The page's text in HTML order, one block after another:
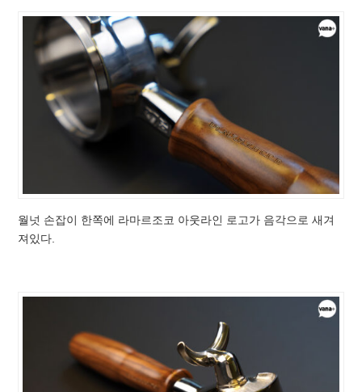
월넛 손잡이 한쪽에 라마르조코 아웃라인 로고가 음각으로 새겨
져있다.